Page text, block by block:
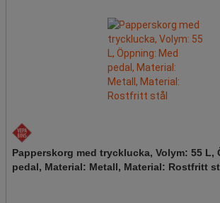
Papperskorg med trycklucka, Volym: 55 L,
pedal, Material: Metall, Material: Rostfritt